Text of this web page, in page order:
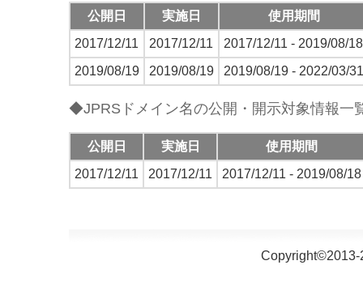
公開日 実施日
使用期間
2017/12/11
2017/12/11
2017/12/11 - 2019/08/18
2019/08/19
2019/08/19 2019/08/19 - 2022/03/31
◆JPRSドメイン名の公開・開示対象情報一
公開日 実施日
使用期間
2017/12/11
2017/12/11 2017/12/11 - 2019/08/18
Copyright©2013-